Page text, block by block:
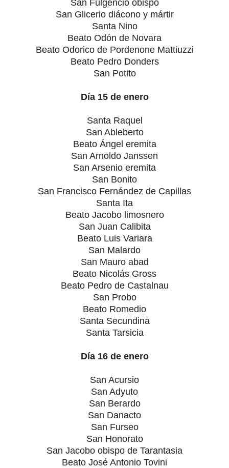
San Fulgencio obispo
San Glicerio diácono y mártir
Santa Nino
Beato Odón de Novara
Beato Odorico de Pordenone Mattiuzzi
Beato Pedro Donders
San Potito
Día 15 de enero
Santa Raquel
San Ableberto
Beato Ángel eremita
San Arnoldo Janssen
San Arsenio eremita
San Bonito
San Francisco Fernández de Capillas
Santa Ita
Beato Jacobo limosnero
San Juan Calibita
Beato Luis Variara
San Malardo
San Mauro abad
Beato Nicolás Gross
Beato Pedro de Castalnau
San Probo
Beato Romedio
Santa Secundina
Santa Tarsicia
Día 16 de enero
San Acursio
San Adyuto
San Berardo
San Danacto
San Furseo
San Honorato
San Jacobo obispo de Tarantasia
Beato José Antonio Tovini